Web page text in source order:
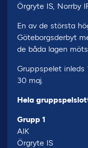
Örgryte IS, Norrby
En av de största
Göteborgsderbyt
de båda lagen
Gruppspelet inleds
30 maj.
Hela
Grupp 1
AIK
Örgryte IS